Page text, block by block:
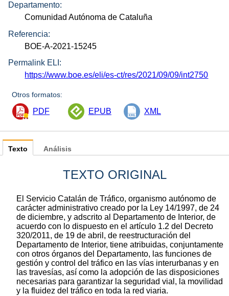
Departamento:
Comunidad Autónoma de Cataluña
Referencia:
BOE-A-2021-15245
Permalink ELI:
https://www.boe.es/eli/es-ct/res/2021/09/09/int2750
Otros formatos:
PDF EPUB XML
Texto
TEXTO ORIGINAL
El Servicio Catalán de Tráfico, organismo autónomo de
carácter administrativo creado por la Ley 14/1997, de 24
de diciembre, y adscrito al Departamento de Interior, de
acuerdo con lo dispuesto en el artículo 1.2 del Decreto
320/2011, de 19 de abril, de reestructuración del
Departamento de Interior, tiene atribuidas, conjuntamente
con otros órganos del Departamento, las funciones de
gestión y control del tráfico en las vías interurbanas y en
las travesías, así como la adopción de las disposiciones
necesarias para garantizar la seguridad vial, la movilidad
y la fluidez del tráfico en toda la red viaria.
Análisis